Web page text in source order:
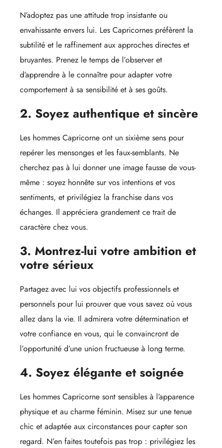
N’adoptez pas une attitude trop insistante ou
envahissante envers lui. Les Capricornes préfèrent la
subtilité et le raffinement aux approches directes et
bruyantes. Prenez le temps de l’observer et
d’apprendre à le connaître pour adapter votre
comportement à sa sensibilité et à ses goûts.
2. Soyez authentique et sincère
Les hommes Capricorne ont un sixième sens pour
repérer les mensonges et les faux-semblants. Ne
cherchez pas à lui donner une image fausse de vous-
même : soyez honnête sur vos intentions et vos
sentiments, et privilégiez la franchise dans vos
échanges. Il appréciera grandement ce trait de
caractère chez vous.
3. Montrez-lui votre ambition et
votre sérieux
Partagez avec lui vos objectifs professionnels et
personnels pour lui prouver que vous savez où vous
allez dans la vie. Il admirera votre détermination et
votre confiance en vous, qui le convaincront de
l’opportunité d’une union fructueuse à long terme.
4. Soyez élégante et soignée
Les hommes Capricorne sont sensibles à l’apparence
physique et au charme féminin. Misez sur une tenue
chic et adaptée aux circonstances pour capter son
regard. N’en faites toutefois pas trop : privilégiez les